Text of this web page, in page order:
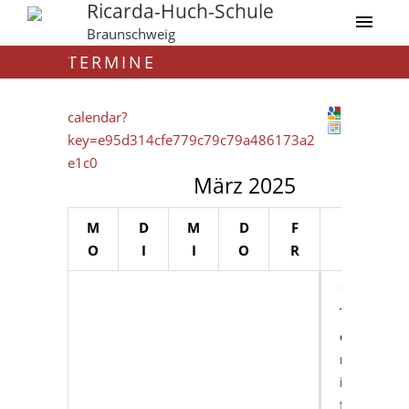
Ricarda-Huch-Schule
Braunschweig
TERMINE
calendar?
key=e95d314cfe779c79c79a486173a2
e1c0
März 2025
M
O
D
I
M
I
D
O
F
R
1
T
er
m
in
fü